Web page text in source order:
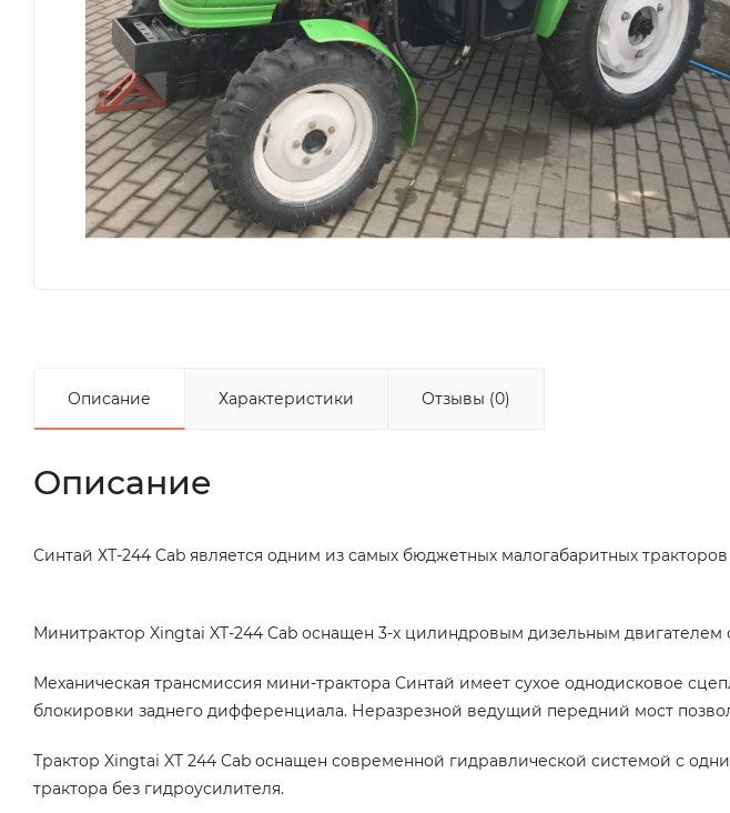
Описание Характеристики Отзывы (0)
Описание
Синтай ХТ-244 Cab является одним из самых бюджетных малогабаритных
Минитрактор Xingtai XT-244 Cab оснащен 3-х цилиндровым дизельным
Механическая трансмиссия мини-трактора Синтай имеет сухое однодисковое
блокировки заднего дифференциала. Неразрезной ведущий передний мост
Трактор Xingtai XT 244 Cab оснащен современной гидравлической системой с
трактора без гидроусилителя.